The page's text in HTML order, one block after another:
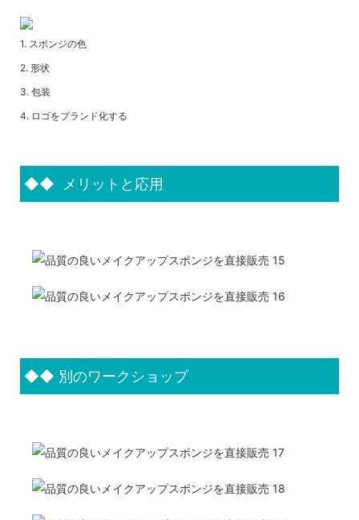
1. スポンジの色
2. 形状
3. 包装
4. ロゴをブランド化する
◆◆ メリットと応用
◆◆ 別のワークショップ